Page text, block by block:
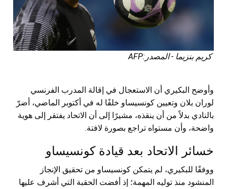
كريم بنزيما - المصدر:AFP
وأوضح البكيري أن الاستعجال في إقالة المدرب الفرنسي
لوران بلان وتعيين كونسيساو خلفًا له في أكتوبر الماضي، أضرّ
بالنادي بدلاً من أن ينقذه، مشيرًا إلى أن الاتحاد يفتقر إلى هوية
واضحة، وأن مستواه تراجع بصورة لافتة.
خسائر الاتحاد بعد قيادة كونسيساو
ووفقًا للبكيري، لم يتمكن كونسيساو من تحقيق الإنجاز
المنشود منذ توليه المهمة؛ إذ أفضت الحقبة التي أشرف عليها